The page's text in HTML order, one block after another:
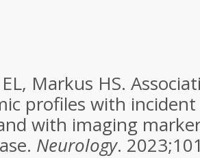
Markus HS.
profiles with
with imaging
Neurology.